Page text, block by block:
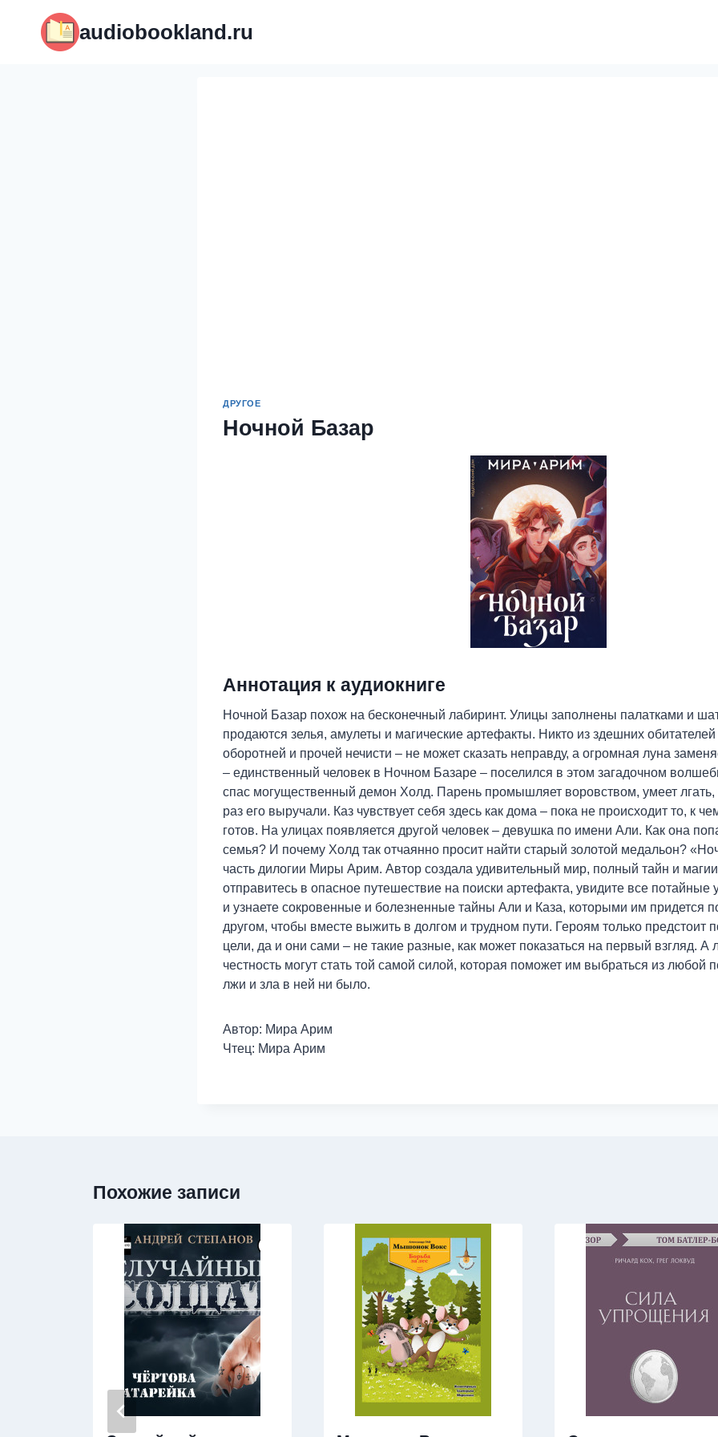
содержимому
audiobookland.ru
ДРУГОЕ
Ночной Базар
Аннотация к аудиокниге
Ночной Базар похож на бесконечный лабиринт. Улицы заполнены палатками и
продаются зелья, амулеты и магические артефакты. Никто из здешних
оборотней и прочей нечисти – не может сказать неправду, а огромная луна
– единственный человек в Ночном Базаре – поселился в этом загадочном
спас могущественный демон Холд. Парень промышляет воровством, умеет лгать,
раз его выручали. Каз чувствует себя здесь как дома – пока не происходит то, к
готов. На улицах появляется другой человек – девушка по имени Али. Как она
семья? И почему Холд так отчаянно просит найти старый золотой медальон?
часть дилогии Миры Арим. Автор создала удивительный мир, полный тайн и
отправитесь в опасное путешествие на поиски артефакта, увидите все потайные
и узнаете сокровенные и болезненные тайны Али и Каза, которыми им придется
другом, чтобы вместе выжить в долгом и трудном пути. Героям только предстоит
цели, да и они сами – не такие разные, как может показаться на первый взгляд. А
честность могут стать той самой силой, которая поможет им выбраться из любой
лжи и зла в ней ни было.
Автор: Мира Арим
Чтец: Мира Арим
Похожие записи